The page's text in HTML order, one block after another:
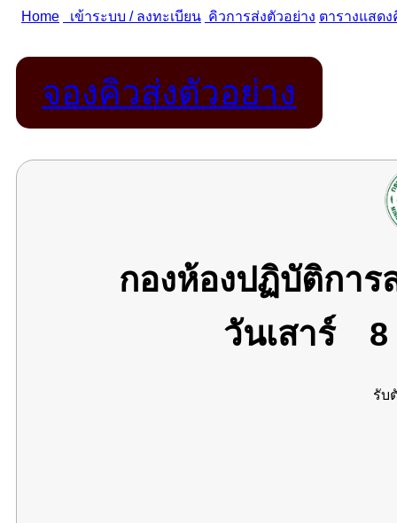
จองคิวส่งตัวอย่าง
กองห้องปฏิบัติกา
วันเสาร์
รับ